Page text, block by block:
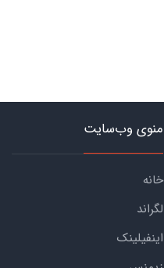
منوی وب‌سایت
خانه
لگراند
اینفیلینک